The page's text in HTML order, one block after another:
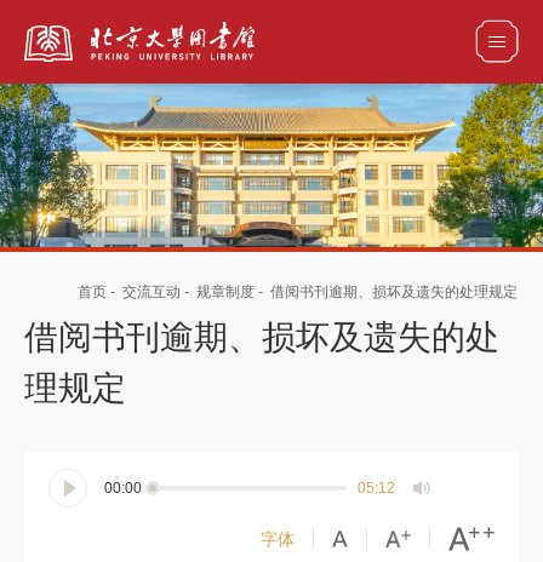
全部资源
首页 - 交流互动 - 规章制度 - 借阅书刊逾期、损坏及遗失的处理规定
借阅书刊逾期、损坏及遗失的处
理规定
00:00 05:12
字体